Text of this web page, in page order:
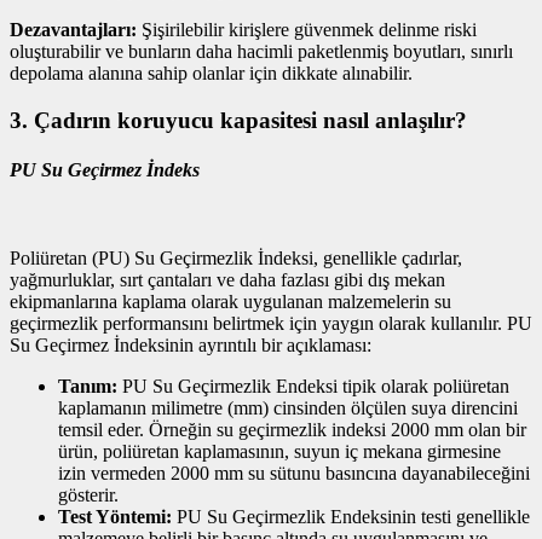
Dezavantajları: Şişirilebilir kirişlere güvenmek delinme riski
oluşturabilir ve bunların daha hacimli paketlenmiş boyutları, sınırlı
depolama alanına sahip olanlar için dikkate alınabilir.
3. Çadırın koruyucu kapasitesi nasıl anlaşılır?
PU Su Geçirmez İndeks
Poliüretan (PU) Su Geçirmezlik İndeksi, genellikle çadırlar,
yağmurluklar, sırt çantaları ve daha fazlası gibi dış mekan
ekipmanlarına kaplama olarak uygulanan malzemelerin su
geçirmezlik performansını belirtmek için yaygın olarak kullanılır. PU
Su Geçirmez İndeksinin ayrıntılı bir açıklaması:
Tanım: PU Su Geçirmezlik Endeksi tipik olarak poliüretan
kaplamanın milimetre (mm) cinsinden ölçülen suya direncini
temsil eder. Örneğin su geçirmezlik indeksi 2000 mm olan bir
ürün, poliüretan kaplamasının, suyun iç mekana girmesine
izin vermeden 2000 mm su sütunu basıncına dayanabileceğini
gösterir.
Test Yöntemi: PU Su Geçirmezlik Endeksinin testi genellikle